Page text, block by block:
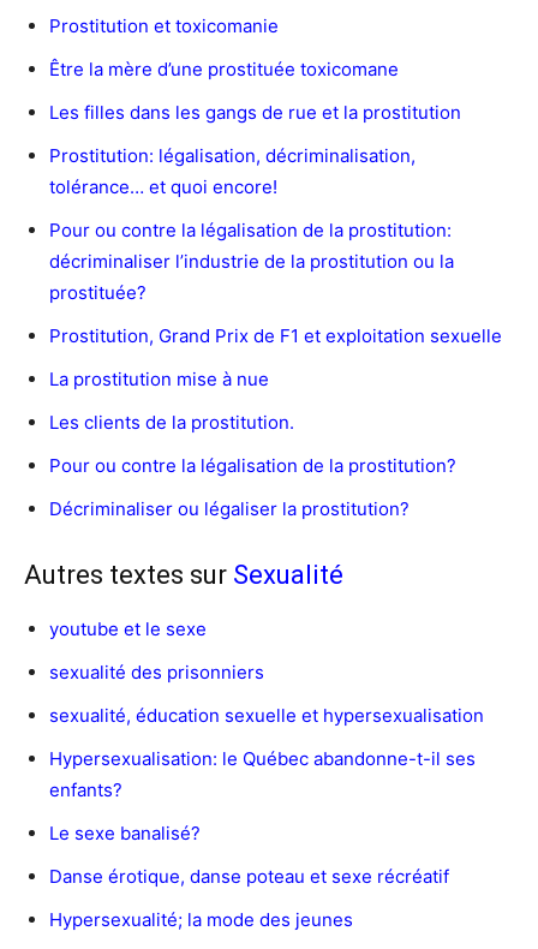
Prostitution et toxicomanie
Être la mère d’une prostituée toxicomane
Les filles dans les gangs de rue et la prostitution
Prostitution: légalisation, décriminalisation,
tolérance… et quoi encore!
Pour ou contre la légalisation de la prostitution:
décriminaliser l’industrie de la prostitution ou la
prostituée?
Prostitution, Grand Prix de F1 et exploitation sexuelle
La prostitution mise à nue
Les clients de la prostitution.
Pour ou contre la légalisation de la prostitution?
Décriminaliser ou légaliser la prostitution?
Autres textes sur Sexualité
youtube et le sexe
sexualité des prisonniers
sexualité, éducation sexuelle et hypersexualisation
Hypersexualisation: le Québec abandonne-t-il ses
enfants?
Le sexe banalisé?
Danse érotique, danse poteau et sexe récréatif
Hypersexualité; la mode des jeunes